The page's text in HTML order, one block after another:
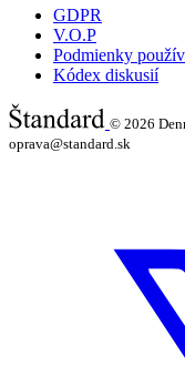
GDPR
V.O.P
Podmienky
Kódex diskusií
© 2026
oprava@standard.sk